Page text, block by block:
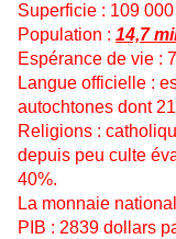
Superficie : 109
Population : 14,7
Espérance de vie :
Langue officielle :
autochtones dont
Religions :
depuis peu culte
40%.
La monnaie
PIB : 2839 dollars